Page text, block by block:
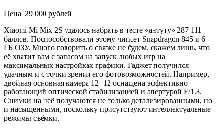
Цена: 29 000 рублей
Xiaomi Mi Mix 2S удалось набрать в тесте «антуту» 287 111
баллов. Поспособствовали этому чипсет Snapdragon 845 и 6
ГБ ОЗУ. Много говорить о связке не будем, скажем лишь, что
её хватит вам с запасом на запуск любых игр на
максимальных настройках графики. Гаджет получился
удачным и с точки зрения его фотовозможностей. Например,
двойная основная камера 12+12 оснащена эффективно
работающий оптической стабилизацией и апертурой F/1.8.
Снимки на неё получаются не только детализированными, но
и насыщенными, поскольку присутствуют интеллектуальные
режимы съёмки.